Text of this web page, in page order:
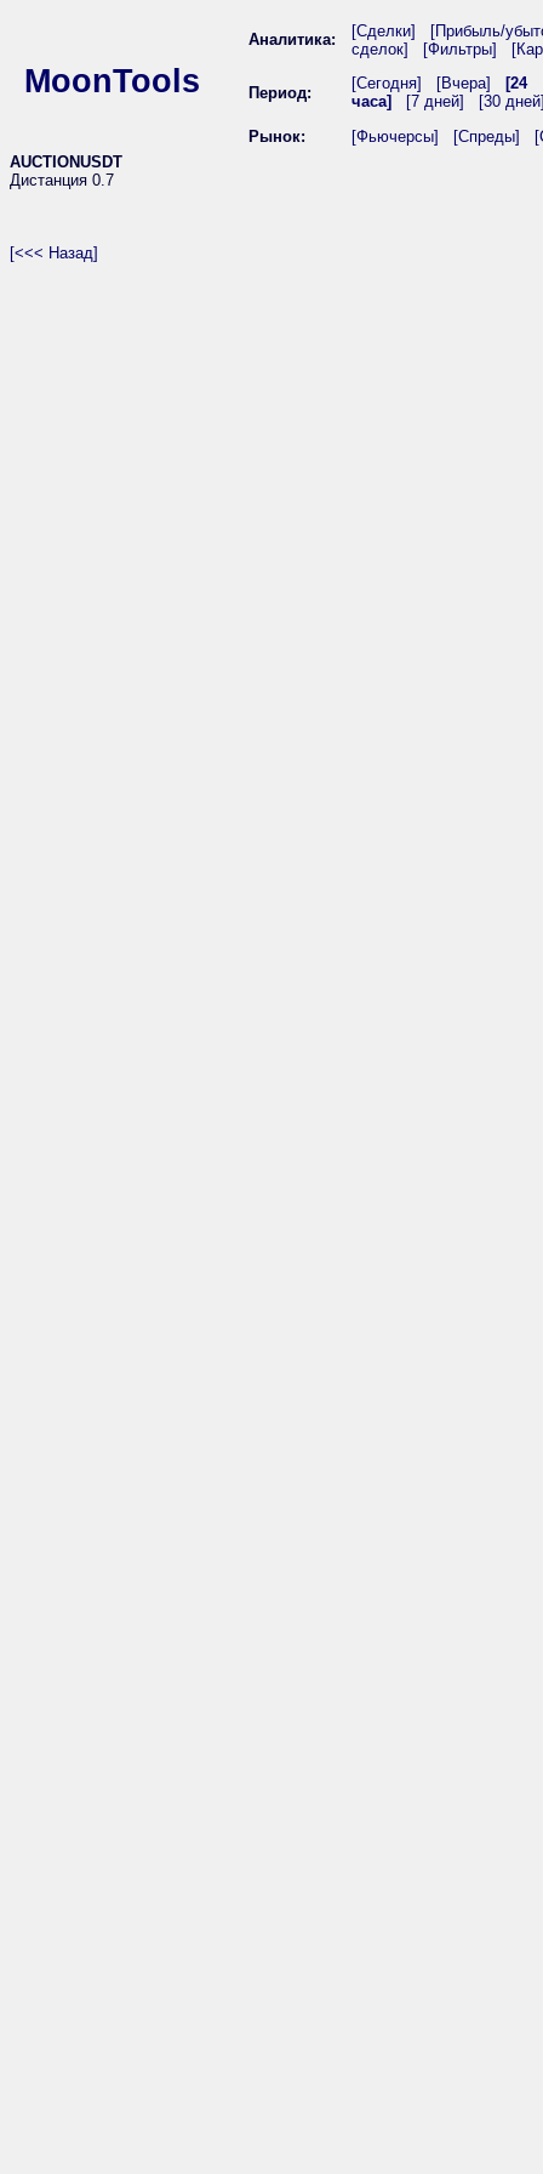
MoonTools
Аналитика: [Сделки]
[Прибыль/
сделок]
[Фильтры]
Период:
[Сегодня] [Вчера]
[24
часа]
[7 дней]
[30
Рынок:
[Фьючерсы] [Спреды]
AUCTIONUSDT
Дистанция 0.7
[<<< Назад]